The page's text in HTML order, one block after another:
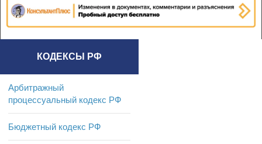
КОДЕКСЫ РФ
Арбитражный
процессуальный кодекс РФ
Бюджетный кодекс РФ